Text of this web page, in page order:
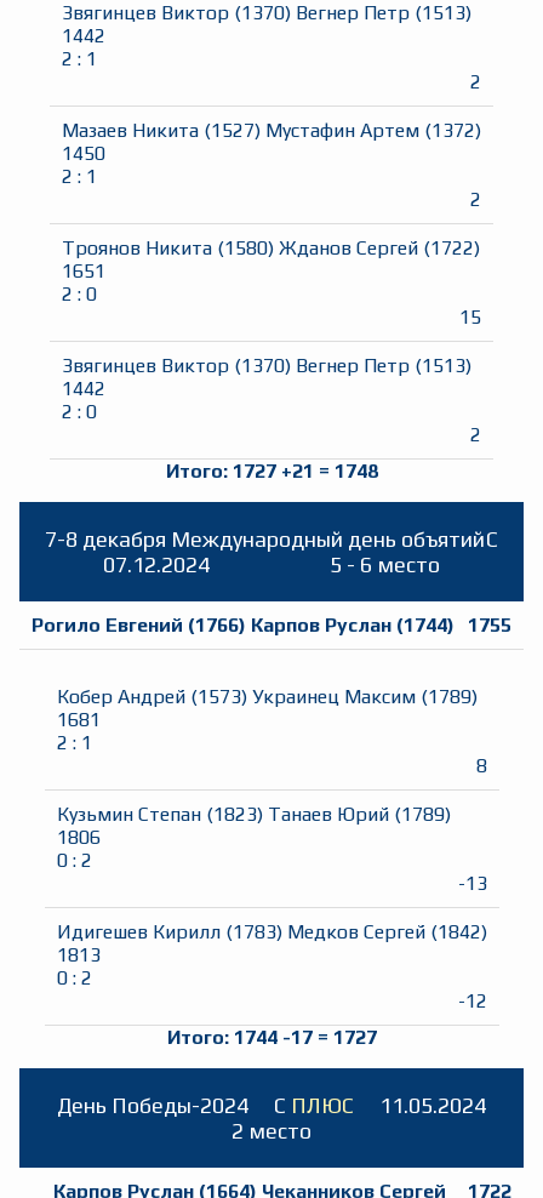
Звягинцев Виктор (1370) Вегнер Петр (1513)
1442
2 : 1
2
Мазаев Никита (1527) Мустафин Артем (1372)
1450
2 : 1
2
Троянов Никита (1580) Жданов Сергей (1722)
1651
2 : 0
15
Звягинцев Виктор (1370) Вегнер Петр (1513)
1442
2 : 0
2
Итого: 1727 +21 = 1748
7-8 декабря Международный день объятийC
07.12.2024
5 - 6 место
Рогило Евгений (1766) Карпов Руслан (1744) 1755
Кобер Андрей (1573) Украинец Максим (1789)
1681
2 : 1
8
Кузьмин Степан (1823) Танаев Юрий (1789)
1806
0: 2
-13
Идигешев Кирилл (1783) Медков Сергей (1842)
1813
0: 2
-12
Итого: 1744 -17= 1727
День Победы-2024 C ПЛЮС
11.05.2024
2 место
Карпов Руслан (1664) Чеканников Сергей
1722